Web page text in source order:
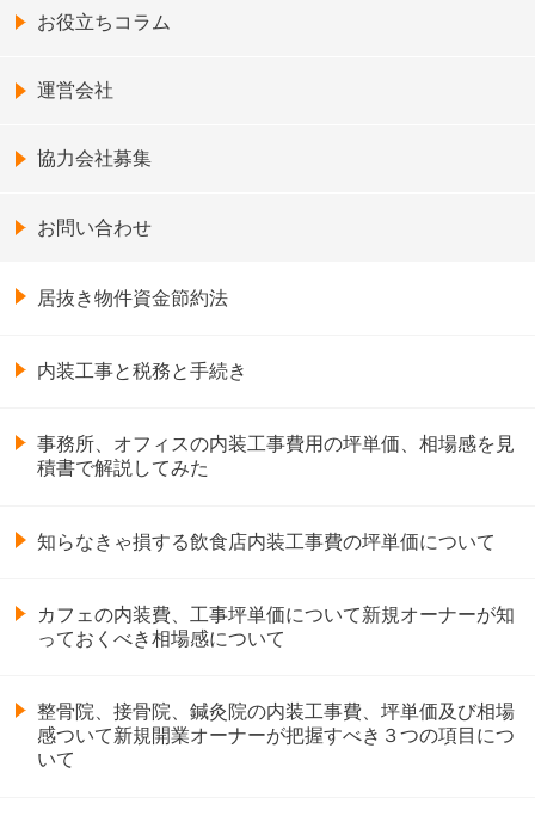
お役立ちコラム
運営会社
協力会社募集
お問い合わせ
居抜き物件資金節約法
内装工事と税務と手続き
事務所、オフィスの内装工事費用の坪単価、相場感を見
積書で解説してみた
知らなきゃ損する飲食店内装工事費の坪単価について
カフェの内装費、工事坪単価について新規オーナーが知
っておくべき相場感について
整骨院、接骨院、鍼灸院の内装工事費、坪単価及び相場
感ついて新規開業オーナーが把握すべき３つの項目につ
いて